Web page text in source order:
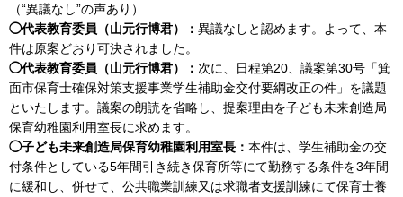
（“異議なし”の声あり）
◯代表教育委員（山元行博君）： 異議なしと認めます。よって、本
件は原案どおり可決されました。
◯代表教育委員（山元行博君）： 次に、日程第20、議案第30号「箕
面市保育士確保対策支援事業学生補助金交付要綱改正の件」を議題
といたします。議案の朗読を省略し、提案理由を子ども未来創造局
保育幼稚園利用室長に求めます。
◯子ども未来創造局保育幼稚園利用室長： 本件は、学生補助金の交
付条件としている5年間引き続き保育所等にて勤務する条件を3年間
に緩和し、併せて、公共職業訓練又は求職者支援訓練にて保育士養